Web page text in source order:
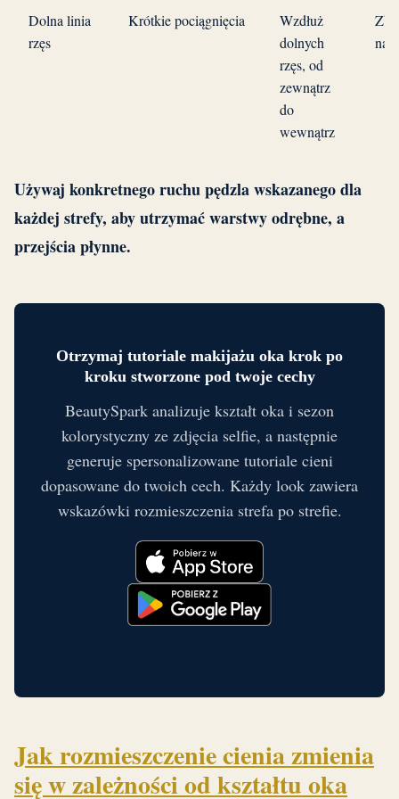
Dolna linia
rzęs
Krótkie pociągnięcia
Wzdłuż
dolnych
rzęs, od
zewnątrz
do
wewnątrz
Używaj konkretnego ruchu pędzla wskazanego dla
każdej strefy, aby utrzymać warstwy odrębne, a
przejścia płynne.
Otrzymaj tutoriale makijażu oka krok po
kroku stworzone pod twoje cechy
BeautySpark analizuje kształt oka i sezon
kolorystyczny ze zdjęcia selfie, a następnie
generuje spersonalizowane tutoriale cieni
dopasowane do twoich cech. Każdy look zawiera
wskazówki rozmieszczenia strefa po strefie.
Jak rozmieszczenie cienia zmienia
się w zależności od kształtu oka